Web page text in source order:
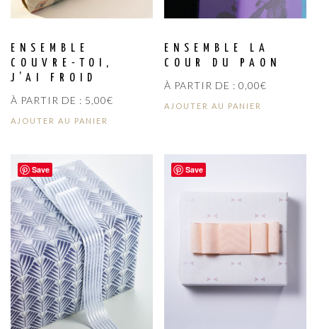
ENSEMBLE
COUVRE-TOI,
J’AI FROID
À PARTIR DE : 5,00€
AJOUTER AU PANIER
ENSEMBLE LA
COUR DU PAON
À PARTIR DE :0,00€
AJOUTER AU PANIER
Save Save